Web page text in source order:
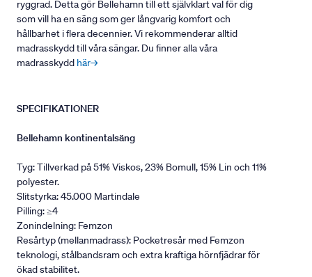
ryggrad. Detta gör Bellehamn till ett självklart val för dig
som vill ha en säng som ger långvarig komfort och
hållbarhet i flera decennier. Vi rekommenderar alltid
madrasskydd till våra sängar. Du finner alla våra
madrasskydd här→
SPECIFIKATIONER
Bellehamn kontinentalsäng
Tyg: Tillverkad på 51% Viskos, 23% Bomull, 15% Lin och 11%
polyester.
Slitstyrka: 45.000 Martindale
Pilling: ≥4
Zonindelning: Femzon
Resårtyp (mellanmadrass): Pocketresår med Femzon
teknologi, stålbandsram och extra kraftiga hörnfjädrar för
ökad stabilitet.